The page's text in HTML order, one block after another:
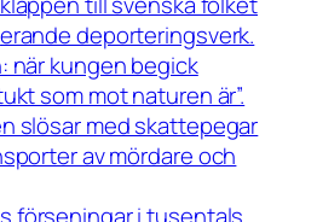
deporteringsverk.
när kungen begick
som mot naturen är”.
slösar med skattepegar
av mördare och
förseningar i tusentals